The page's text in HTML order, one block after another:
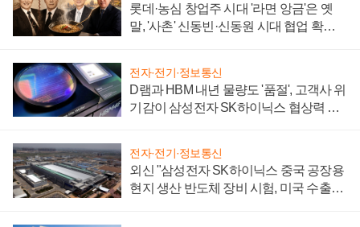
롯데·농심 창업주 시대 '라면 앙금'은 옛
말, '사촌' 신동빈·신동원 시대 협업 확대
전자·전기·정보통신
D램과 HBM 내년 물량도 '품절', 고객사 위
기감이 삼성전자 SK하이닉스 협상력 더
전자·전기·정보통신
외신 "삼성전자 SK하이닉스 중국 공장용
현지 생산 반도체 장비 시험, 미국 수출통